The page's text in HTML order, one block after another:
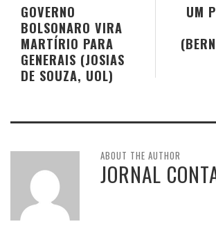
UM
GOVERNO
BOLSONARO VIRA
MARTÍRIO PARA
GENERAIS (JOSIAS
DE SOUZA, UOL)
ABOUT THE AUTHOR
JORNAL